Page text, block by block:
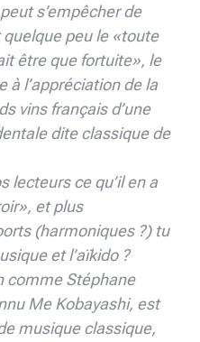
s’empêcher de
peu le «toute
être que fortuite», le
à l’appréciation de la
vins français d’une
dite classique de
lecteurs ce qu’il en a
et plus
(harmoniques ?) tu
et l’aïkido ?
comme Stéphane
Me Kobayashi, est
musique classique,